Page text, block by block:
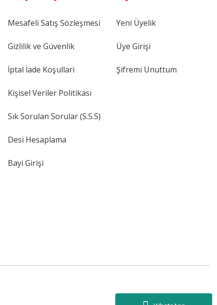
Mesafeli Satış Sözleşmesi
Gizlilik ve Güvenlik
İptal İade Koşullari
Kişisel Veriler Politikası
Sık Sorulan Sorular (S.S.S)
Desi Hesaplama
Bayi Girişi
Yeni Üyelik
Üye Girişi
Şifremi Unuttum